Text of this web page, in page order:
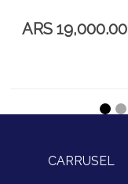
ARS 19,000.00
CARRUSEL